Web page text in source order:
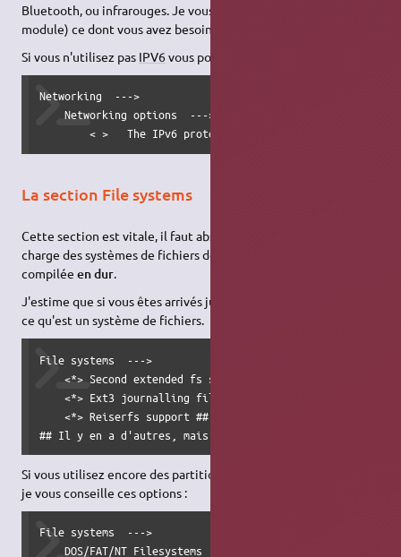
Bluetooth, ou infrarouges. Je vous laisse activer (en dur ou en
module) ce dont vous avez besoin.
Si vous n'utilisez pas IPV6vous pouvez le désactiver ici :
Networking  --->
    Networking options  --->
        < >   The IPv6 protocol
La section File systems
Cette section est vitale, il faut absolument que la prise en
charge des systèmes de fichiers des partitions racines soit
compiléeen dur.
J'estime que si vous êtes arrivés jusqu'ici c'est que vous savez
ce qu'est un système de fichiers.
File systems  --->
    <*> Second extended fs support ## Si ext2 utilisé
    <*> Ext3 journalling file system support ## Pour ext3
    <*> Reiserfs support ## Reiseirfs
## Il y en a d'autres, mais je ne détaille pas ;)
Si vous utilisez encore des partitions FAT ou NTFS (Windows),
je vous conseille ces options :
File systems  --->
    DOS/FAT/NT Filesystems  --->